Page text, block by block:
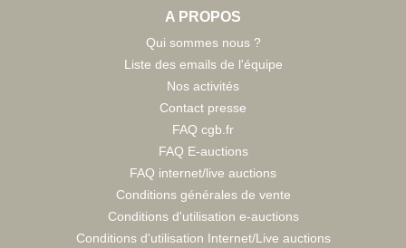
A PROPOS
Qui sommes nous ?
Liste des emails de l'équipe
Nos activités
Contact presse
FAQ cgb.fr
FAQ E-auctions
FAQ internet/live auctions
Conditions générales de vente
Conditions d'utilisation e-auctions
Conditions d'utilisation Internet/Live auctions